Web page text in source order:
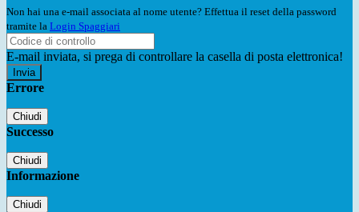
Non hai una e-mail associata al nome utente? Effettua il reset della password
tramite la Login Spaggiari
E-mail inviata, si prega di controllare la casella di posta elettronica!
Errore
Chiudi
Successo
Chiudi
Informazione
Chiudi